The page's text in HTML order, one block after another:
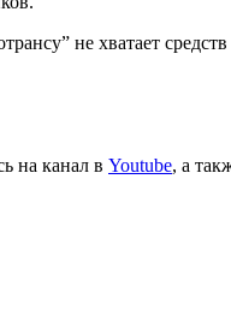
не хватает
на канал в Youtube, а